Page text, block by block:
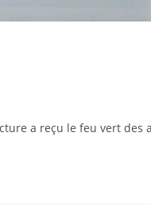
a reçu le feu vert